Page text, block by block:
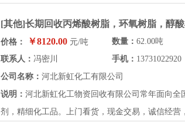
[其他]长期回收丙烯酸树脂，环氧树脂，醇
价格： ￥8120.00 元/吨 数量： 62.00吨
联系人： 冯密川 手机： 13731022920
公司名称： 河北新虹化工有限公司
说明： 河北新虹化工物资回收有限公司常年面向
剂，精细化工品。上门看货，现金交易，诚信经营